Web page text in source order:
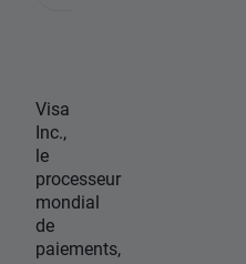
Visa
Inc.,
le
processeur
mondial
de
paiements,